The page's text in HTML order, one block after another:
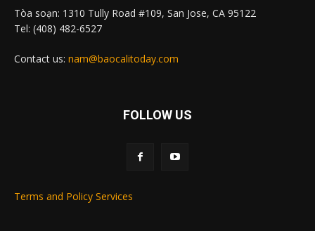
Tòa soạn: 1310 Tully Road #109, San Jose, CA 95122
Tel: (408) 482-6527
Contact us: nam@baocalitoday.com
FOLLOW US
Terms and Policy Services